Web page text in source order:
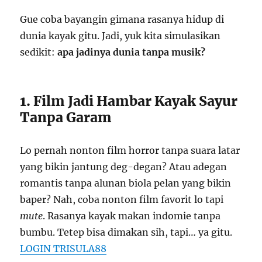
Gue coba bayangin gimana rasanya hidup di
dunia kayak gitu. Jadi, yuk kita simulasikan
sedikit:apa jadinya dunia tanpa musik?
1. Film Jadi Hambar Kayak Sayur
Tanpa Garam
Lo pernah nonton film horror tanpa suara latar
yang bikin jantung deg-degan? Atau adegan
romantis tanpa alunan biola pelan yang bikin
baper? Nah, coba nonton film favorit lo tapi
mute. Rasanya kayak makan indomie tanpa
bumbu. Tetep bisa dimakan sih, tapi… ya gitu.
LOGIN TRISULA88